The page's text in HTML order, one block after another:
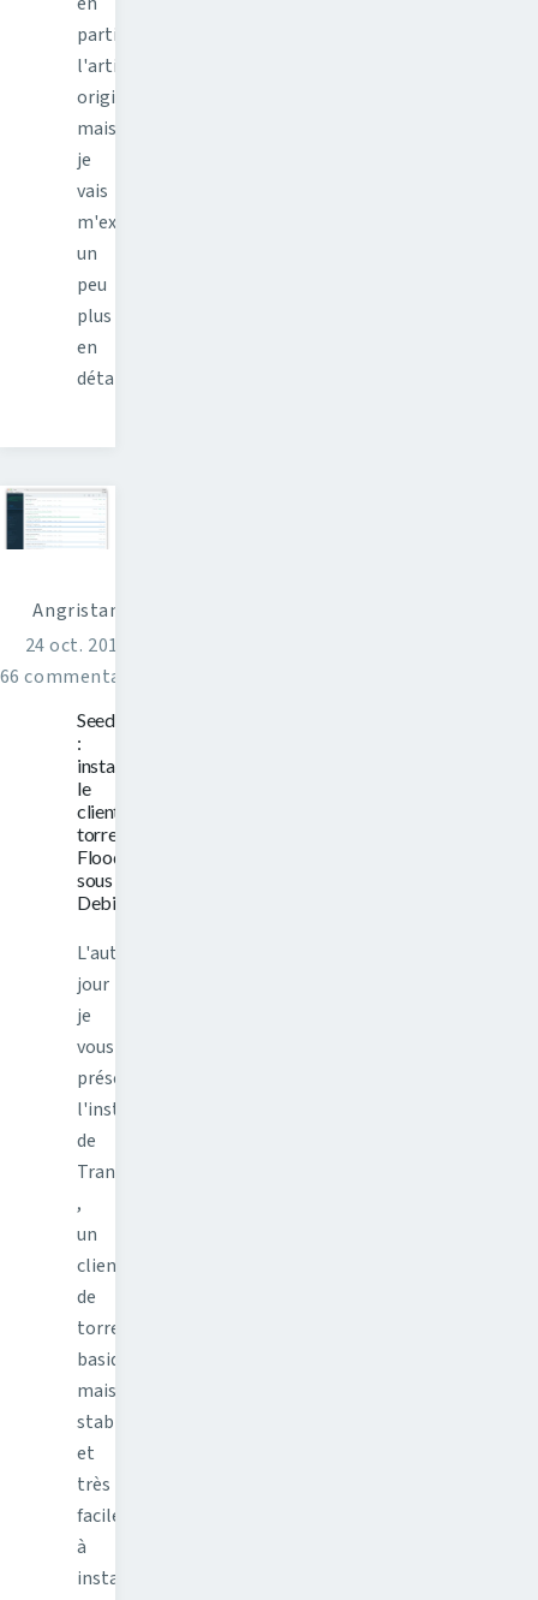
partie
l'article
original,
mais
je
vais
m'expliquer
un
peu
plus
en
détail…
Angristan
24 oct. 2016
66 commentaires
Seedbox
:
installer
le
client
torrent
Flood
sous
Debian 8
L'autre
jour
je
vous
présentait
l'installation
de
Transmission
,
un
client
de
torrent
basique,
mais
stable,
et
très
facile
à
installer.